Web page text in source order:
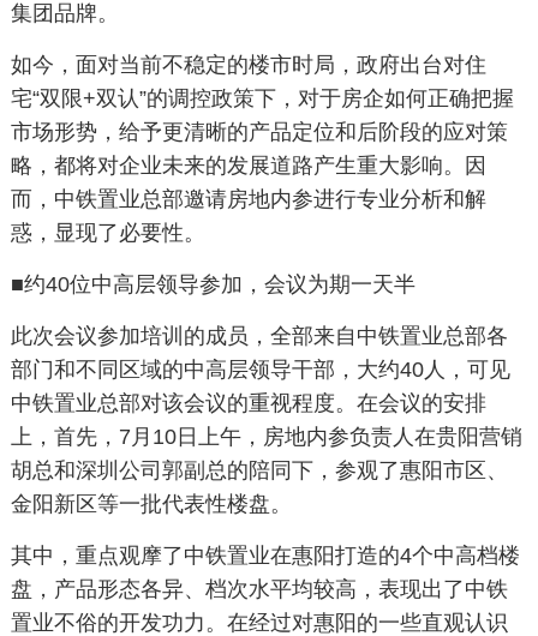
集团品牌。
如今，面对当前不稳定的楼市时局，政府出台对住
宅“双限+双认”的调控政策下，对于房企如何正确把握
市场形势，给予更清晰的产品定位和后阶段的应对策
略，都将对企业未来的发展道路产生重大影响。因
而，中铁置业总部邀请房地内参进行专业分析和解
惑，显现了必要性。
■约40位中高层领导参加，会议为期一天半
此次会议参加培训的成员，全部来自中铁置业总部各
部门和不同区域的中高层领导干部，大约40人，可见
中铁置业总部对该会议的重视程度。在会议的安排
上，首先，7月10日上午，房地内参负责人在贵阳营销
胡总和深圳公司郭副总的陪同下，参观了惠阳市区、
金阳新区等一批代表性楼盘。
其中，重点观摩了中铁置业在惠阳打造的4个中高档楼
盘，产品形态各异、档次水平均较高，表现出了中铁
置业不俗的开发功力。在经过对惠阳的一些直观认识